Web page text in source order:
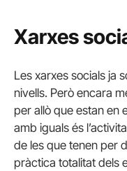
Xarxes
Les xarxes socials ja
nivells. Però encara
per allò que estan en
amb iguals és
de les que tenen per
pràctica totalitat dels